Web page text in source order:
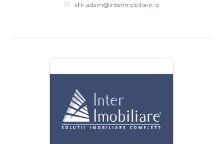
alin.adam@interimobiliare.ro